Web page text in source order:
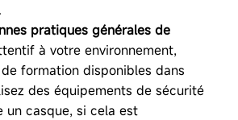
pratiques générales de
à votre environnement,
formation disponibles dans
des équipements de sécurité
un casque, si cela est